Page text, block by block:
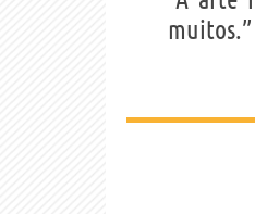
muitos.”